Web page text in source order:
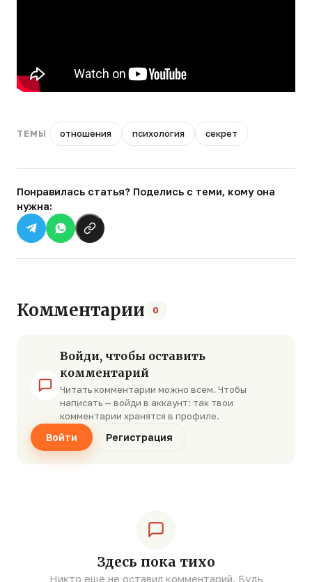
ТЕМЫ отношения психология секрет
Понравилась статья? Поделись с теми, кому она
нужна:
Комментарии 0
Войди, чтобы оставить
комментарий
Читать комментарии можно всем. Чтобы
написать — войди в аккаунт: так твои
комментарии хранятся в профиле.
Войти Регистрация
Здесь пока тихо
Никто ещё не оставил комментарий. Будь